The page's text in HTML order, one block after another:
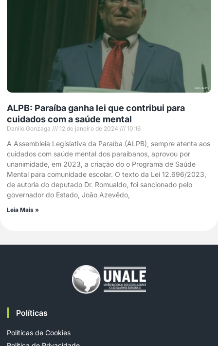
ALPB: Paraíba ganha lei que contribui para
cuidados com a saúde mental
Danilo Gonzaga 12 de janeiro de 2024 10:16
A Assembleia Legislativa da Paraíba (ALPB), sempre atenta aos
cuidados com saúde mental dos paraibanos, aprovou por
unanimidade, em 2023, a criação do o Programa de Saúde
Mental para comunidade escolar. O texto da Lei 12.696/2023,
de autoria do deputado Dr. Romualdo, foi sancionado pelo
governador do Estado, João Azevêdo,
Leia Mais »
Políticas
Políticas de Cookies